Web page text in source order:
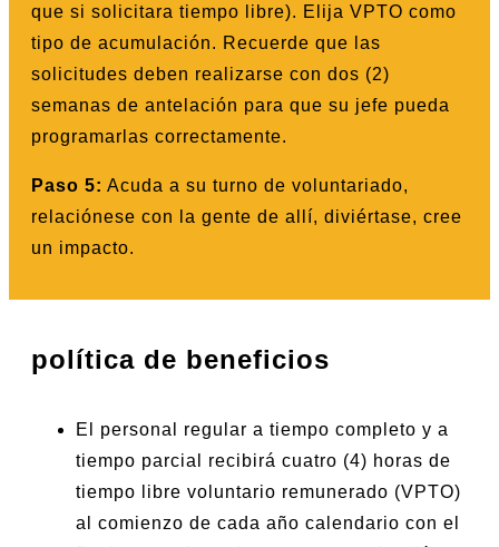
que si solicitara tiempo libre). Elija VPTO como
tipo de acumulación. Recuerde que las
solicitudes deben realizarse con dos (2)
semanas de antelación para que su jefe pueda
programarlas correctamente.
Paso 5: Acuda a su turno de voluntariado,
relaciónese con la gente de allí, diviértase, cree
un impacto.
política de beneficios
El personal regular a tiempo completo y a
tiempo parcial recibirá cuatro (4) horas de
tiempo libre voluntario remunerado (VPTO)
al comienzo de cada año calendario con el